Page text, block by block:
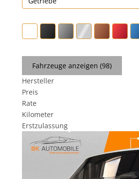
Fahrzeuge anzeigen (98)
Hersteller
Preis
Rate
Kilometer
Erstzulassung